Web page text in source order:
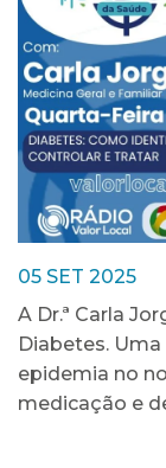
05 SET 2025
A Dr.ª Carla
Diabetes.
epidemia no
medicação e